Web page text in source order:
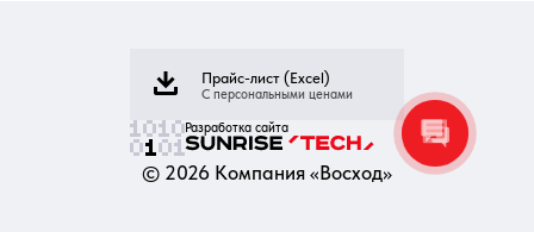
Прайс-лист (Excel)
С персональными ценами
Разработка сайта
© 2026 Компания «Восход»